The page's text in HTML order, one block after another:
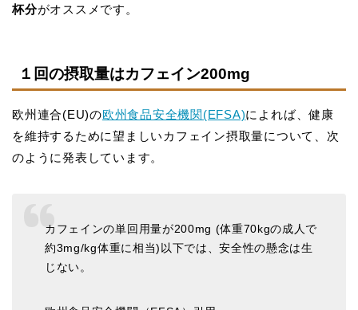
杯分がオススメです。
１回の摂取量はカフェイン200mg
欧州連合(EU)の欧州食品安全機関(EFSA)によれば、健康
を維持するために望ましいカフェイン摂取量について、次
のように発表しています。
カフェインの単回用量が200mg (体重70kgの成人で
約3mg/kg体重に相当)以下では、安全性の懸念は生
じない。